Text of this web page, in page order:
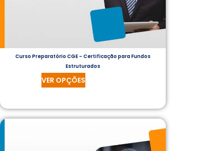
Curso Preparatório CGE – Certificação para Fundos
Estruturados
VER OPÇÕES